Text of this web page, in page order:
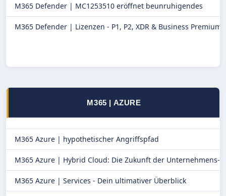
M365 Defender | MC1253510 eröffnet beunruhigendes
M365 Defender | Lizenzen - P1, P2, XDR & Business Premium
M365 | AZURE
M365 Azure | hypothetischer Angriffspfad
M365 Azure | Hybrid Cloud: Die Zukunft der Unternehmens-IT
M365 Azure | Services - Dein ultimativer Überblick